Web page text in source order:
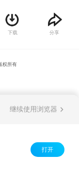
图他体内的青龙之力，
失去力量的他，陷入了
他没有沉沦，而是坚定
下载 分享
权所有
继续使用浏览器
打开